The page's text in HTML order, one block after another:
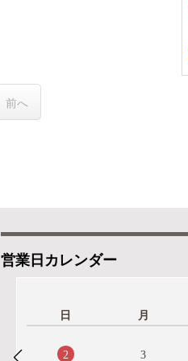
前へ
営業日カレンダー
日 月
2
3